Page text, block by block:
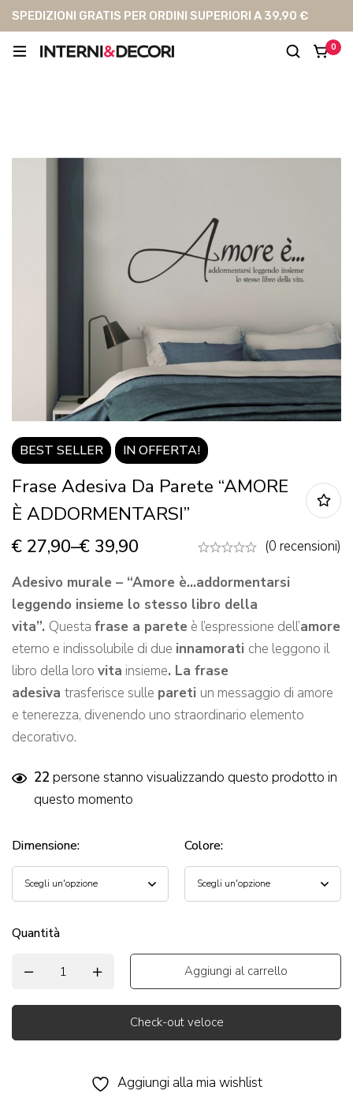
SPEDIZIONI GRATIS PER ORDINI SUPERIORI A 39,90 €
0
BEST SELLER IN OFFERTA!
Frase Adesiva Da Parete “AMORE
È ADDORMENTARSI”
€ 27,90–€ 39,90
(0 recensioni)
Adesivo murale – “Amore è…addormentarsi
leggendo insieme lo stesso libro della
vita”. Questa frase a parete è l’espressione dell’amore
eterno e indissolubile di due innamorati che leggono il
libro della loro vita insieme. La frase
adesiva trasferisce sulle pareti un messaggio di amore
e tenerezza, divenendo uno straordinario elemento
decorativo.
22 persone stanno visualizzando questo prodotto in
questo momento
Dimensione: Colore:
Quantità
Aggiungi al carrello
Check-out veloce
Aggiungi alla mia wishlist